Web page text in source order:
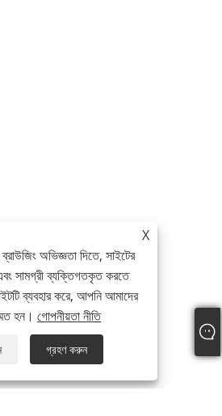
X
অভিজ্ঞতা দিতে, সাইটের
সামগ্রী ব্যক্তিগতকৃত করতে
ব্যবহার করে, আপনি আমাদের
হন।গোপনীয়তা নীতি
গ্রহণ করুন